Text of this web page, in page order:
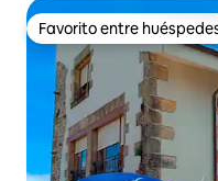
Favorito entre
Favorito entre